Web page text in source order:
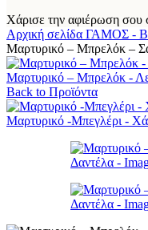
Χάρισε την αφιέρωση σου
Αρχική σελίδα ΓΑΜΟΣ -
Μαρτυρικό – Μπρελόκ –
Μαρτυρικό – Μπρελόκ -
Back to Προϊόντα
Μαρτυρικό -Μπεγλέρι -